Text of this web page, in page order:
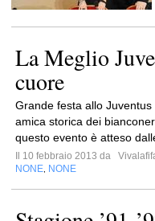
La Meglio
cuore
Grande festa allo
amica storica dei
questo evento è atteso
Il 10 febbraio 2013 da
NONE NONE